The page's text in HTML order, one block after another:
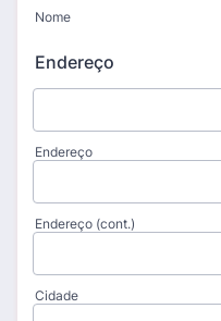
Nome
Endereço
Endereço
Endereço (cont.)
Cidade